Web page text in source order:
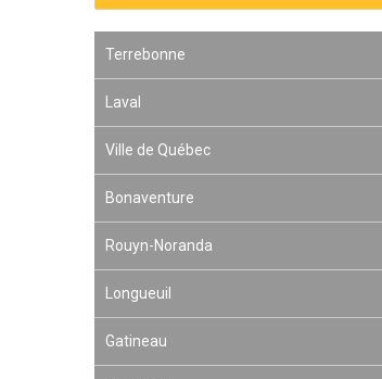
Terrebonne
Laval
Ville de Québec
Bonaventure
Rouyn-Noranda
Longueuil
Gatineau